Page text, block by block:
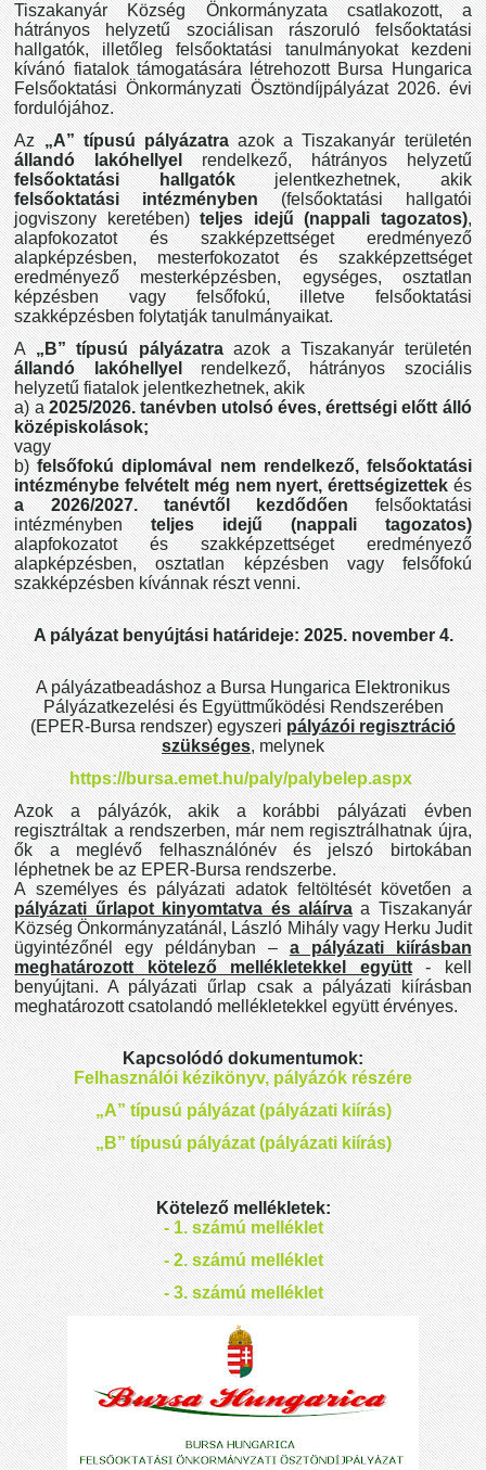
Tiszakanyár Község Önkormányzata csatlakozott, a
hátrányos helyzetű szociálisan rászoruló felsőoktatási
hallgatók, illetőleg felsőoktatási tanulmányokat kezdeni
kívánó fiatalok támogatására létrehozott Bursa Hungarica
Felsőoktatási Önkormányzati Ösztöndíjpályázat 2026. évi
fordulójához.
Az„A” típusú pályázatraazok a Tiszakanyár területén
állandó lakóhellyelrendelkező, hátrányos helyzetű
felsőoktatási hallgatókjelentkezhetnek, akik
felsőoktatási intézményben(felsőoktatási hallgatói
jogviszony keretében)teljes idejű (nappali tagozatos),
alapfokozatot és szakképzettséget eredményező
alapképzésben, mesterfokozatot és szakképzettséget
eredményező mesterképzésben, egységes, osztatlan
képzésben vagy felsőfokú, illetve felsőoktatási
szakképzésben folytatják tanulmányaikat.
A„B” típusú pályázatraazok a Tiszakanyár területén
állandó lakóhellyel rendelkező, hátrányos szociális
helyzetű fiatalok jelentkezhetnek, akik
a) a2025/2026. tanévben utolsó éves, érettségi előtt álló
középiskolások;
vagy
b)felsőfokú diplomával nem rendelkező, felsőoktatási
intézménybe felvételt még nem nyert, érettségizettekés
a 2026/2027. tanévtől kezdődőenfelsőoktatási
intézménybenteljes idejű (nappali tagozatos)
alapfokozatot és szakképzettséget eredményező
alapképzésben, osztatlan képzésben vagy felsőfokú
szakképzésben kívánnak részt venni.
A pályázat benyújtási határideje: 2025. november 4.
A pályázatbeadáshoz a Bursa Hungarica Elektronikus
Pályázatkezelési és Együttműködési Rendszerében
(EPER-Bursa rendszer) egyszeripályázói regisztráció
szükséges, melynek
https://bursa.emet.hu/paly/palybelep.aspx
Azok a pályázók, akik a korábbi pályázati évben
regisztráltak a rendszerben, már nem regisztrálhatnak újra,
ők a meglévő felhasználónév és jelszó birtokában
léphetnek be az EPER-Bursa rendszerbe.
A személyes és pályázati adatok feltöltését követően a
pályázati űrlapot kinyomtatva és aláírvaa Tiszakanyár
Község Önkormányzatánál, László Mihály vagy Herku Judit
ügyintézőnél egy példányban –a pályázati kiírásban
meghatározott kötelező mellékletekkel együtt- kell
benyújtani. A pályázati űrlap csak a pályázati kiírásban
meghatározott csatolandó mellékletekkel együtt érvényes.
Kapcsolódó dokumentumok:
Felhasználói kézikönyv, pályázók részére
„A” típusú pályázat (pályázati kiírás)
„B” típusú pályázat (pályázati kiírás)
Kötelező mellékletek:
- 1. számú melléklet
- 2. számú melléklet
- 3. számú melléklet